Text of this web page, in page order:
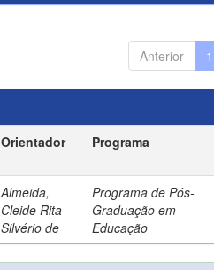
Anterior 1
Orientador Programa
Almeida,
Cleide Rita
Silvério de
Programa de Pós-
Graduação em
Educação